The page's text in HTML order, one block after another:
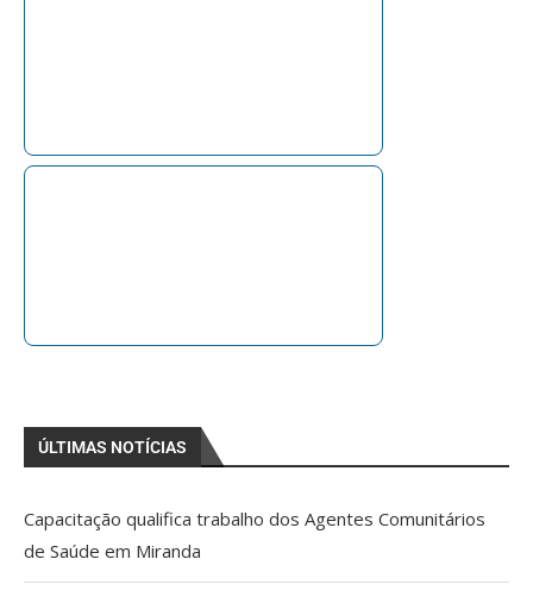
ÚLTIMAS NOTÍCIAS
Capacitação qualifica trabalho dos Agentes Comunitários
de Saúde em Miranda